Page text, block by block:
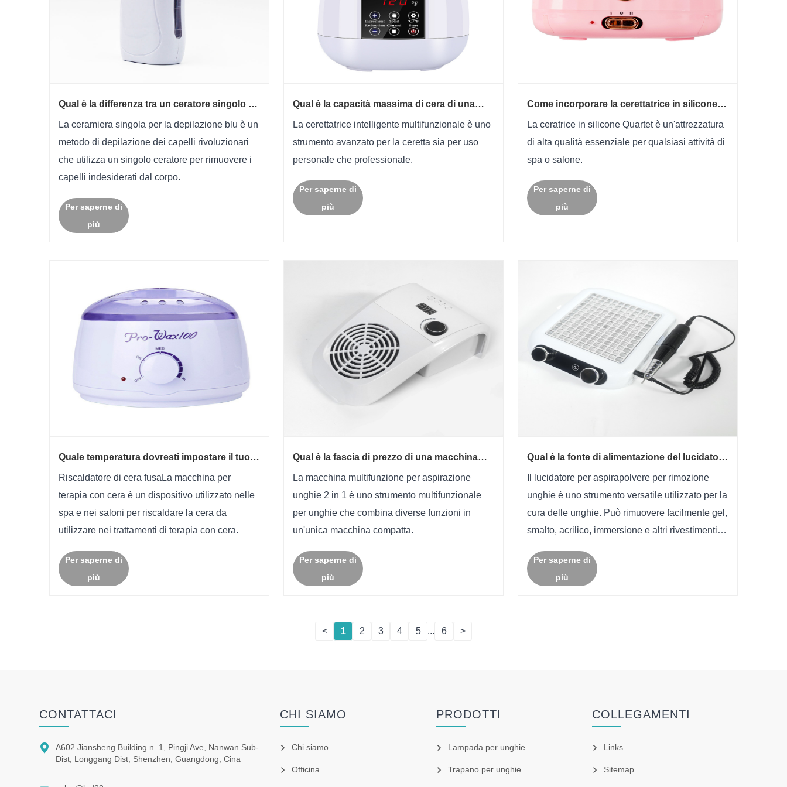
Qual è la differenza tra un ceratore singolo di
dei capelli?
La ceramiera singola per la depilazione blu è un
metodo di depilazione dei capelli rivoluzionari
che utilizza un singolo ceratore per rimuovere i
capelli indesiderati dal corpo.
Per saperne di
più
Qual è la capacità massima di cera di una
La cerettatrice intelligente multifunzionale è uno
strumento avanzato per la ceretta sia per uso
personale che professionale.
Per saperne di
più
Come incorporare la cerettatrice in silicone
La ceratrice in silicone Quartet è un'attrezzatura
di alta qualità essenziale per qualsiasi attività di
spa o salone.
Per saperne di
più
Quale temperatura dovresti impostare il tuo
risultati?
Riscaldatore di cera fusaLa macchina per
terapia con cera è un dispositivo utilizzato nelle
spa e nei saloni per riscaldare la cera da
utilizzare nei trattamenti di terapia con cera.
Per saperne di
più
Qual è la fascia di prezzo di una macchina
La macchina multifunzione per aspirazione
unghie 2 in 1 è uno strumento multifunzionale
per unghie che combina diverse funzioni in
un'unica macchina compatta.
Per saperne di
più
Qual è la fonte di alimentazione del lucidatore
Il lucidatore per aspirapolvere per rimozione
unghie è uno strumento versatile utilizzato per la
cura delle unghie. Può rimuovere facilmente gel,
smalto, acrilico, immersione e altri rivestimenti
Per saperne di
più
< 1 2 3 4 5 ... 6 >
CONTATTACI

A602 Jiansheng Building n. 1, Pingji Ave, Nanwan Sub-
Dist, Longgang Dist, Shenzhen, Guangdong, Cina
CHI SIAMO
Chi siamo
Officina
PRODOTTI
Lampada per unghie
Trapano per unghie
COLLEGAMENTI
Links
Sitemap